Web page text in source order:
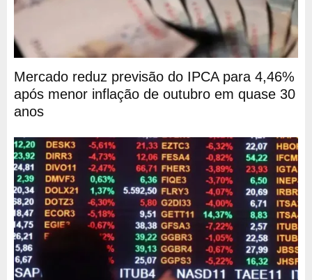
Mercado reduz previsão do IPCA para 4,46%
após menor inflação de outubro em quase 30
anos